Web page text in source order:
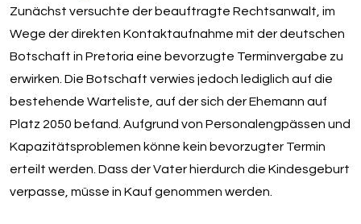
Zunächst versuchte der beauftragte Rechtsanwalt, im
Wege der direkten Kontaktaufnahme mit der deutschen
Botschaft in Pretoria eine bevorzugte Terminvergabe zu
erwirken. Die Botschaft verwies jedoch lediglich auf die
bestehende Warteliste, auf der sich der Ehemann auf
Platz 2050 befand. Aufgrund von Personalengpässen und
Kapazitätsproblemen könne kein bevorzugter Termin
erteilt werden. Dass der Vater hierdurch die Kindesgeburt
verpasse, müsse in Kauf genommen werden.